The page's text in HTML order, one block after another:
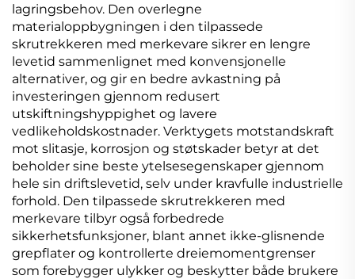
lagringsbehov. Den overlegne
materialoppbygningen i den tilpassede
skrutrekkeren med merkevare sikrer en lengre
levetid sammenlignet med konvensjonelle
alternativer, og gir en bedre avkastning på
investeringen gjennom redusert
utskiftningshyppighet og lavere
vedlikeholdskostnader. Verktygets motstandskraft
mot slitasje, korrosjon og støtskader betyr at det
beholder sine beste ytelsesegenskaper gjennom
hele sin driftslevetid, selv under kravfulle industrielle
forhold. Den tilpassede skrutrekkeren med
merkevare tilbyr også forbedrede
sikkerhetsfunksjoner, blant annet ikke-glisnende
grepflater og kontrollerte dreiemomentgrenser
som forebygger ulykker og beskytter både brukere